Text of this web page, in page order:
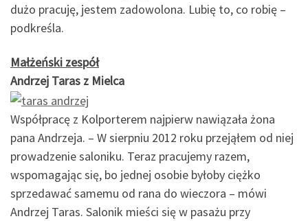
dużo pracuję, jestem zadowolona. Lubię to, co robię –
podkreśla.
Małżeński zespół
Andrzej Taras z Mielca
Współpracę z Kolporterem najpierw nawiązała żona
pana Andrzeja. – W sierpniu 2012 roku przejąłem od niej
prowadzenie saloniku. Teraz pracujemy razem,
wspomagając się, bo jednej osobie byłoby ciężko
sprzedawać samemu od rana do wieczora – mówi
Andrzej Taras. Salonik mieści się w pasażu przy